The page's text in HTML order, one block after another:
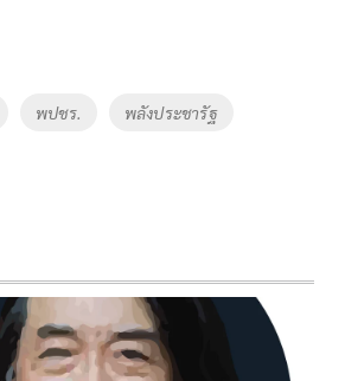
พปชร. พลังประชารัฐ